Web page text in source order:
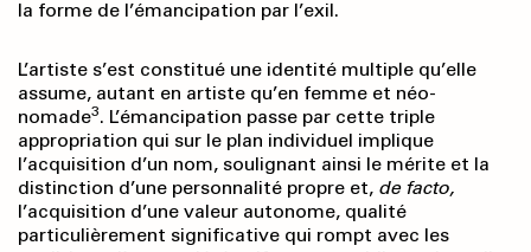
la forme de l’émancipation par l’exil.
L’artiste s’est constitué une identité multiple qu’elle
assume, autant en artiste qu’en femme et néo-
nomade3. L’émancipation passe par cette triple
appropriation qui sur le plan individuel implique
l’acquisition d’un nom, soulignant ainsi le mérite et la
distinction d’une personnalité propre et, de facto,
l’acquisition d’une valeur autonome, qualité
particulièrement significative qui rompt avec les